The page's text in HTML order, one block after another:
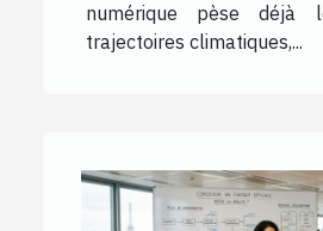
numérique pèse déjà
trajectoires climatiques,...